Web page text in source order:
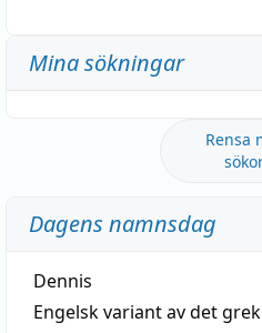
Mina sökningar
Rensa
Dagens namnsdag
Dennis
Engelsk variant av det